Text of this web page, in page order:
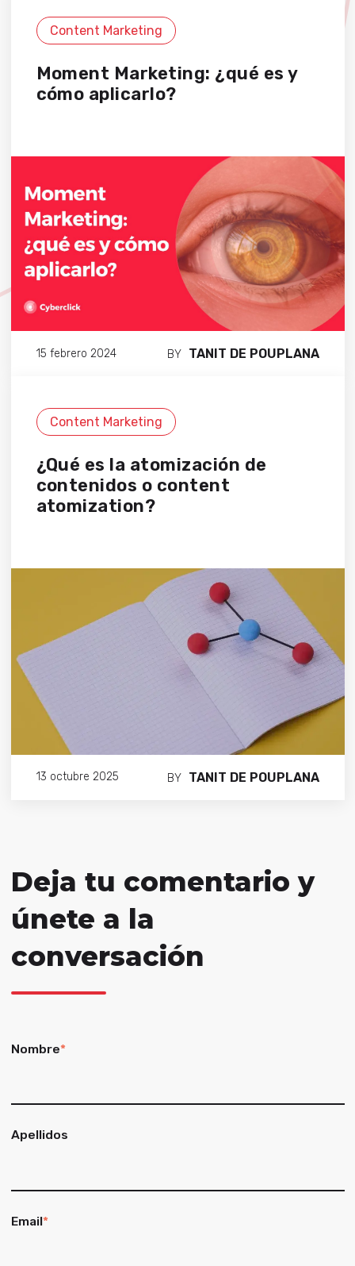
Content Marketing
Moment Marketing: ¿qué es y
cómo aplicarlo?
15 febrero 2024 BY TANIT DE POUPLANA
Content Marketing
¿Qué es la atomización de
contenidos o content
atomization?
13 octubre 2025 BY TANIT DE POUPLANA
Deja tu comentario y
únete a la
conversación
Nombre*
Apellidos
Email*